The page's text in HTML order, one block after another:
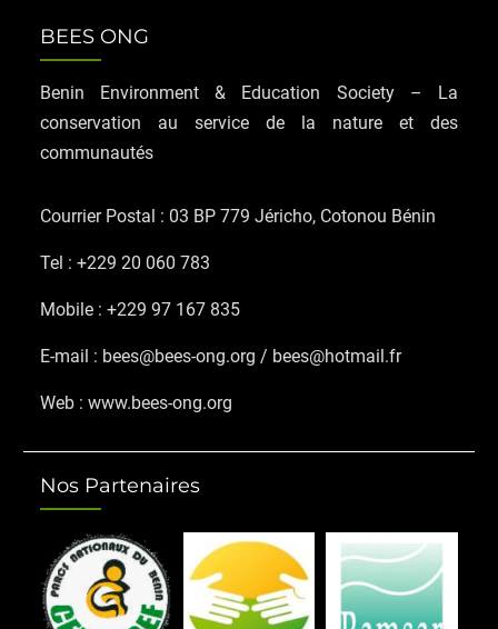
BEES ONG
Benin Environment & Education Society – La
conservation au service de la nature et des
communautés
Courrier Postal : 03 BP 779 Jéricho, Cotonou Bénin
Tel : +229 20 060 783
Mobile : +229 97 167 835
E-mail : bees@bees-ong.org / bees@hotmail.fr
Web : www.bees-ong.org
Nos Partenaires